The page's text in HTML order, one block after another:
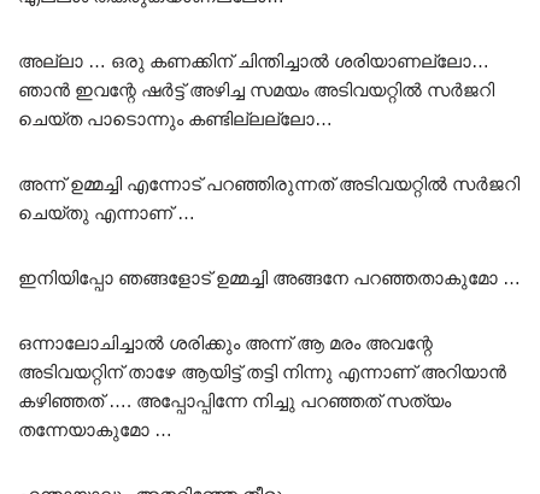
അല്ലാ … ഒരു കണക്കിന് ചിന്തിച്ചാൽ ശരിയാണല്ലോ…
ഞാൻ ഇവന്റേ ഷർട്ട് അഴിച്ച സമയം അടിവയറ്റിൽ സർജറി
ചെയ്ത പാടൊന്നും കണ്ടില്ലല്ലോ…
അന്ന് ഉമ്മച്ചി എന്നോട് പറഞ്ഞിരുന്നത് അടിവയറ്റിൽ സർജറി
ചെയ്തു എന്നാണ് …
ഇനിയിപ്പോ ഞങ്ങളോട് ഉമ്മച്ചി അങ്ങനേ പറഞ്ഞതാകുമോ …
ഒന്നാലോചിച്ചാൽ ശരിക്കും അന്ന് ആ മരം അവന്റേ
അടിവയറ്റിന് താഴേ ആയിട്ട് തട്ടി നിന്നു എന്നാണ് അറിയാൻ
കഴിഞ്ഞത് …. അപ്പോപ്പിന്നേ നിച്ചു പറഞ്ഞത് സത്യം
തന്നേയാകുമോ …